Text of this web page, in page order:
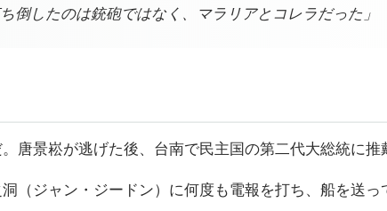
したのは銃砲ではなく、マラリアとコレラだった」
景崧が逃げた後、台南で民主国の第二代大総統に推
ジャン・ジードン）に何度も電報を打ち、船を送っ